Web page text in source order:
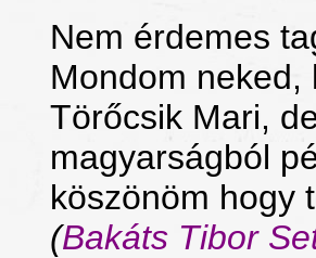
Nem érdemes
Mondom neked,
Törőcsik Mari,
magyarságból
köszönöm hogy
(Bakáts Tibor